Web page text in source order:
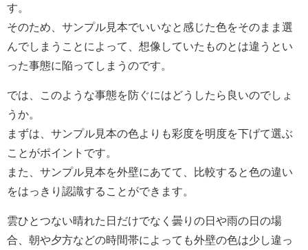
す。
そのため、サンプル見本でいいなと感じた色をそのまま選
んでしまうことによって、想像していたものとは違うとい
った事態に陥ってしまうのです。
では、このような事態を防ぐにはどうしたら良いのでしょ
うか。
まずは、サンプル見本の色よりも彩度を明度を下げて選ぶ
ことがポイントです。
また、サンプル見本を外壁にあてて、比較すると色の違い
をはっきり認識することができます。
雲ひとつない晴れた日だけでなく曇りの日や雨の日の場
合、朝や夕方などの時間帯によっても外壁の色は少し違っ